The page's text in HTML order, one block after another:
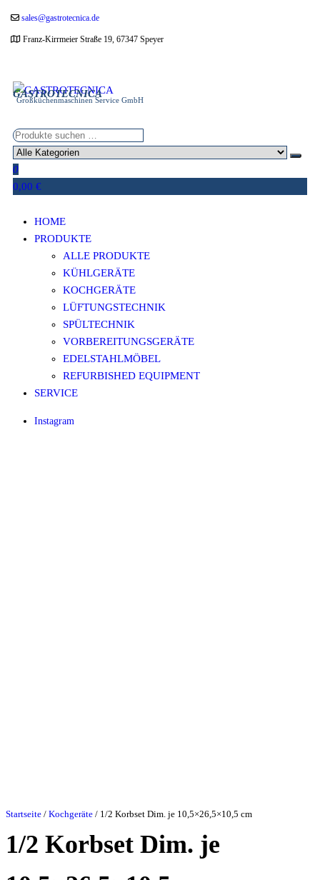
Zumsales@gastrotecnica.de
Franz-Kirrmeier Straße 19, 67347 Speyer
GASTROTECNICA
Großküchenmaschinen Service GmbH
0
0,00 €
HOME
PRODUKTE
ALLE PRODUKTE
KÜHLGERÄTE
KOCHGERÄTE
LÜFTUNGSTECHNIK
SPÜLTECHNIK
VORBEREITUNGSGERÄTE
EDELSTAHLMÖBEL
REFURBISHED EQUIPMENT
SERVICE
Instagram
Startseite / Kochgeräte / 1/2 Korbset Dim. je 10,5×26,5×10,5 cm
1/2 Korbset Dim. je